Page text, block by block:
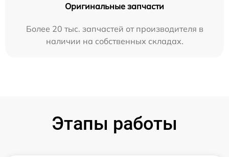
Оригинальные запчасти
Более 20 тыс. запчастей от производителя в
наличии на собственных складах.
Этапы работы